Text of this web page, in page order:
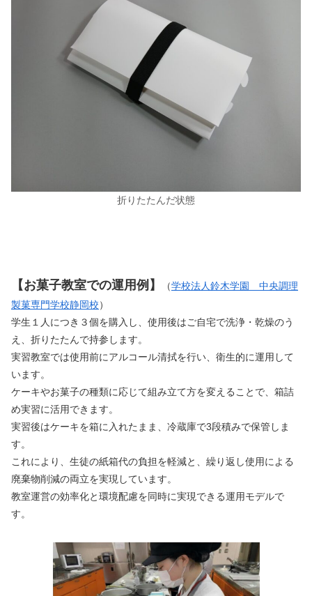
折りたたんだ状態
【お菓子教室での運用例】 （学校法人鈴木学園 中央調理
製菓専門学校静岡校）
学生１人につき３個を購入し、使用後はご自宅で洗浄・乾燥のう
え、折りたたんで持参します。
実習教室では使用前にアルコール清拭を行い、衛生的に運用して
います。
ケーキやお菓子の種類に応じて組み立て方を変えることで、箱詰
め実習に活用できます。
実習後はケーキを箱に入れたまま、冷蔵庫で3段積みで保管しま
す。
これにより、生徒の紙箱代の負担を軽減と、繰り返し使用による
廃棄物削減の両立を実現しています。
教室運営の効率化と環境配慮を同時に実現できる運用モデルで
す。